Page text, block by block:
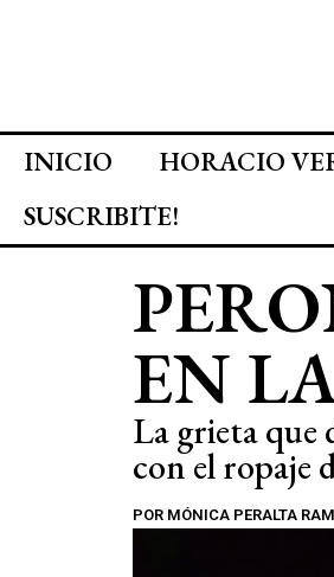
INICIO HORACIO
SUSCRIBITE!
EN
La grieta que
con el ropaje
POR MÓNICA PERALTA